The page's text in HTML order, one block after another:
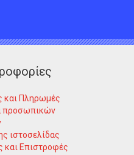
και Πληρωμές
προσωπικών
ιστοσελίδας
και Επιστροφές